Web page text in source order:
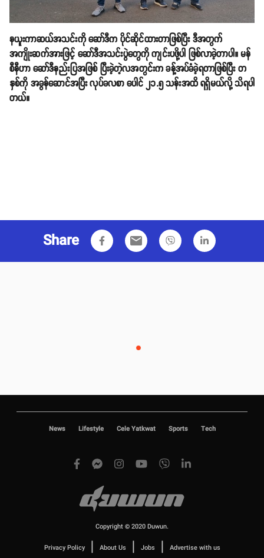
နယူးကာဆယ်အသင်းကို ဆော်ဒီက ပိုင်ဆိုင်ထားတာဖြစ်ပြီး ဒီအတွက်
အကျိုးဆက်အားဖြင့် ဆော်ဒီအသင်းပွဲတွေကို ကျင်းပဖို့ပါ ဖြစ်လာခဲ့တာပါ။ မန်
စီနီဟာ ဆော်ဒီနည်းပြအဖြစ် ပြီးခဲ့တဲ့လအတွင်းက ခန့်အပ်ခံခဲ့ရတာဖြစ်ပြီး တ
နှစ်ကို အခွန်ဆောင်အပြီး လုပ်ခလစာ ပေါင် ၂၁.၅ သန်းအထိ ရရှိမယ်လို့ သိရပါ
တယ်။
Share email
News Lifestyle Cele Yatkwat Sports Tech
Copyright © 2020 Duwun.
Privacy Policy | About Us | Jobs | Advertise with us